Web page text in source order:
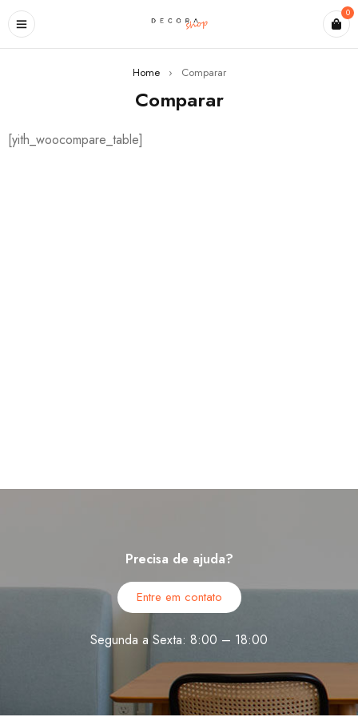
0
Home › Comparar
Comparar
[yith_woocompare_table]
Precisa de ajuda?
Entre em contato
Segunda a Sexta: 8:00 – 18:00